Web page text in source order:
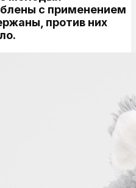
с применением
против них